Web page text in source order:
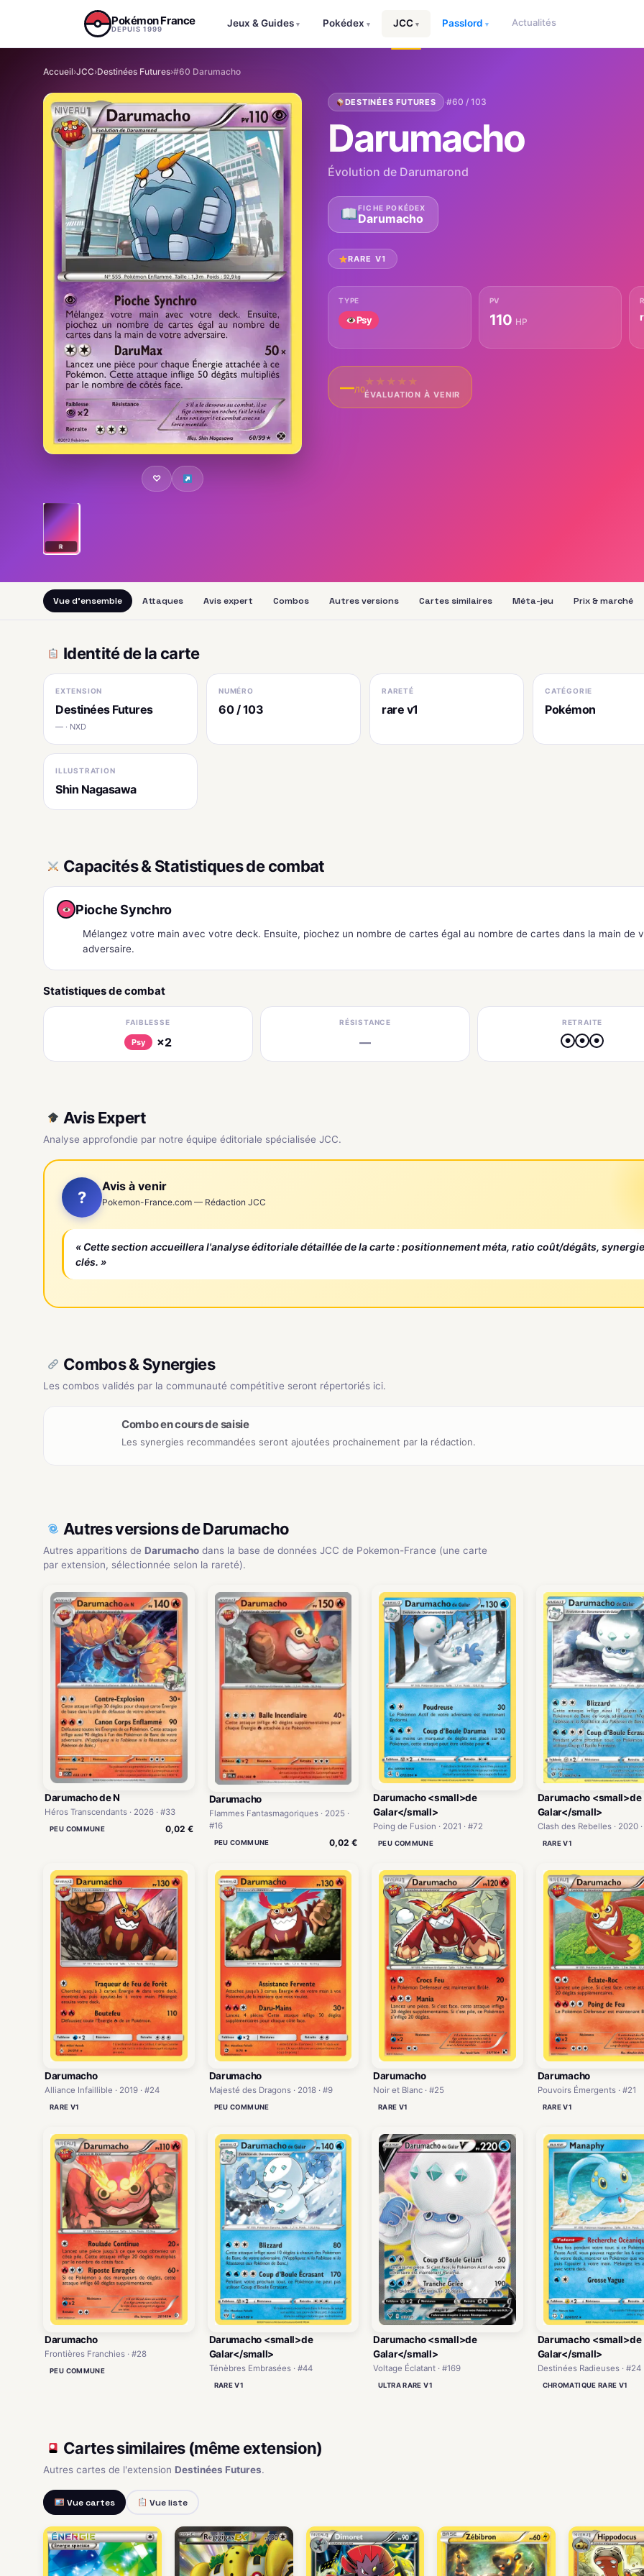
Pokémon France
DEPUIS 1999
Jeux & Guides ▾ Pokédex ▾ JCC ▾ Passlord ▾ Actualités
Accueil›JCC›Destinées Futures›#60 Darumacho
♡
R
DESTINÉES FUTURES ·#60 / 103
Darumacho
Évolution de Darumarond
FICHE POKÉDEX
Darumacho
RARE V1
TYPE
Psy
PV
110 HP
—/10
★ ★ ★ ★ ★
ÉVALUATION À VENIR
Vue d'ensemble Attaques Avis expert Combos Autres versions Cartes similaires Méta-jeu Prix & marché
Identité de la carte
EXTENSION
Destinées Futures
— · NXD
NUMÉRO
60 / 103
RARETÉ
rare v1
CATÉGORIE
Pokémon
ILLUSTRATION
Shin Nagasawa
Capacités & Statistiques de combat
Pioche Synchro
Mélangez votre main avec votre deck. Ensuite, piochez un nombre de cartes égal au nombre de cartes dans la main de
adversaire.
Statistiques de combat
FAIBLESSE
Psy ×2
RÉSISTANCE
—
RETRAITE
● ● ●
Avis Expert
Analyse approfondie par notre équipe éditoriale spécialisée JCC.
?
Avis à venir
Pokemon-France.com — Rédaction JCC
« Cette section accueillera l'analyse éditoriale détaillée de la carte : positionnement méta, ratio coût/dégâts,
clés. »
Combos & Synergies
Les combos validés par la communauté compétitive seront répertoriés ici.
Combo en cours de saisie
Les synergies recommandées seront ajoutées prochainement par la rédaction.
Autres versions de Darumacho
Autres apparitions de Darumacho dans la base de données JCC de Pokemon-France (une carte
par extension, sélectionnée selon la rareté).
Darumacho de N
Héros Transcendants · 2026 · #33
PEU COMMUNE 0,02 €
Darumacho
Flammes Fantasmagoriques · 2025 ·
#16
PEU COMMUNE 0,02 €
Darumacho <small>de
Galar</small>
Poing de Fusion · 2021 · #72
PEU COMMUNE
Darumacho <small>de
Galar</small>
Clash des Rebelles · 2020
RARE V1
Darumacho
Alliance Infaillible · 2019 · #24
RARE V1
Darumacho
Majesté des Dragons · 2018 · #9
PEU COMMUNE
Darumacho
Noir et Blanc · #25
RARE V1
Darumacho
Pouvoirs Émergents · #21
RARE V1
Darumacho
Frontières Franchies · #28
PEU COMMUNE
Darumacho <small>de
Galar</small>
Ténèbres Embrasées · #44
RARE V1
Darumacho <small>de
Galar</small>
Voltage Éclatant · #169
ULTRA RARE V1
Darumacho <small>de
Galar</small>
Destinées Radieuses · #24
CHROMATIQUE RARE V1
Cartes similaires (même extension)
Autres cartes de l'extension Destinées Futures.
Vue cartes Vue liste